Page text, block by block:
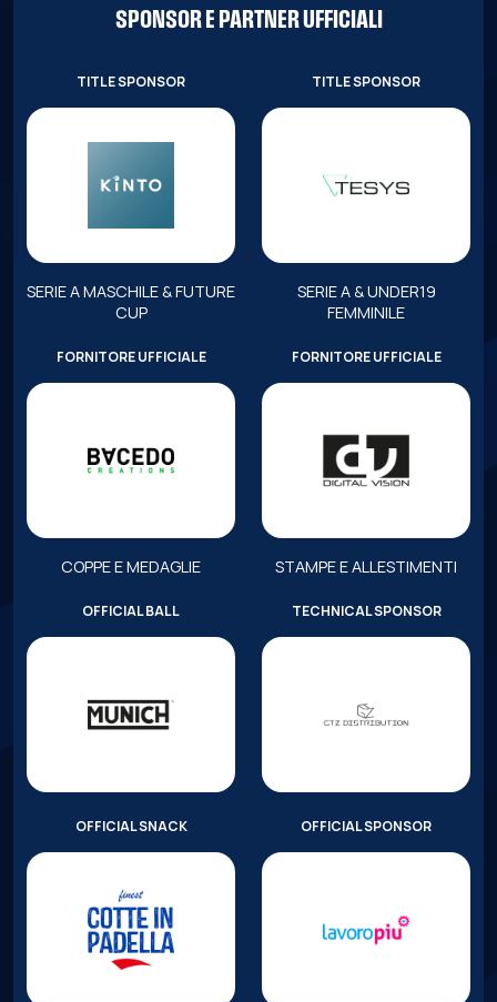
SPONSOR E PARTNER UFFICIALI
TITLE SPONSOR
SERIE A MASCHILE & FUTURE
CUP
TITLE SPONSOR
SERIE A & UNDER19
FEMMINILE
FORNITORE UFFICIALE
COPPE E MEDAGLIE
FORNITORE UFFICIALE
STAMPE E ALLESTIMENTI
OFFICIAL BALL TECHNICAL SPONSOR
OFFICIAL SNACK OFFICIAL SPONSOR